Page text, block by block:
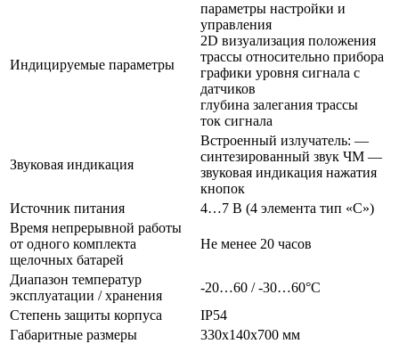
Индицируемые параметры
параметры настройки и
управления
2D визуализация положения
трассы относительно прибора
графики уровня сигнала с
датчиков
глубина залегания трассы
ток сигнала
Звуковая индикация
Встроенный излучатель: —
синтезированный звук ЧМ —
звуковая индикация нажатия
кнопок
Источник питания
4…7 В (4 элемента тип «С»)
Время непрерывной работы
от одного комплекта
щелочных батарей
Не менее 20 часов
Диапазон температур
эксплуатации / хранения
-20…60 / -30…60°С
Степень защиты корпуса
IP54
Габаритные размеры
330х140х700 мм